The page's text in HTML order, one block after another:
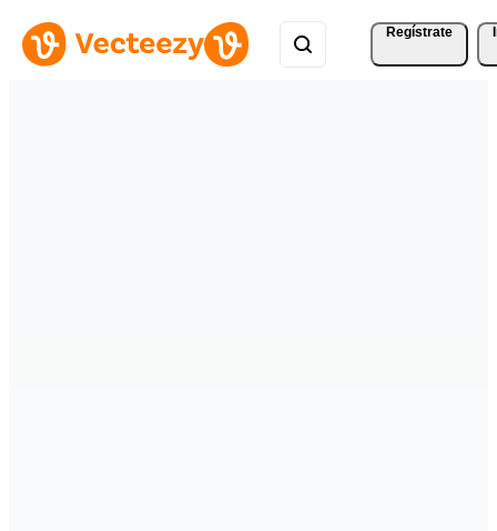
Regístrate